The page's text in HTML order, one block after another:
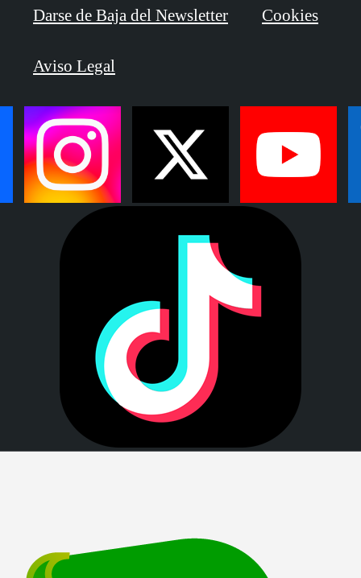
Darse de Baja del Newsletter Cookies
Aviso Legal